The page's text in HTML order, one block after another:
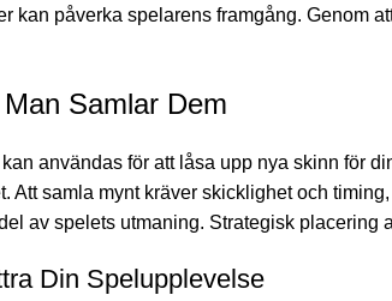
kan påverka spelarens framgång. Genom
Samlar Dem
användas för att låsa upp nya skinn för
Att samla mynt kräver skicklighet och
av spelets utmaning. Strategisk
Din Spelupplevelse